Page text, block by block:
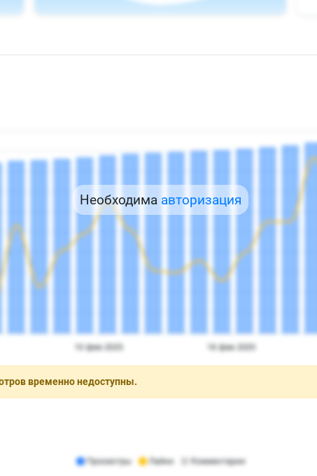
Необходима авторизация
временно недоступны.